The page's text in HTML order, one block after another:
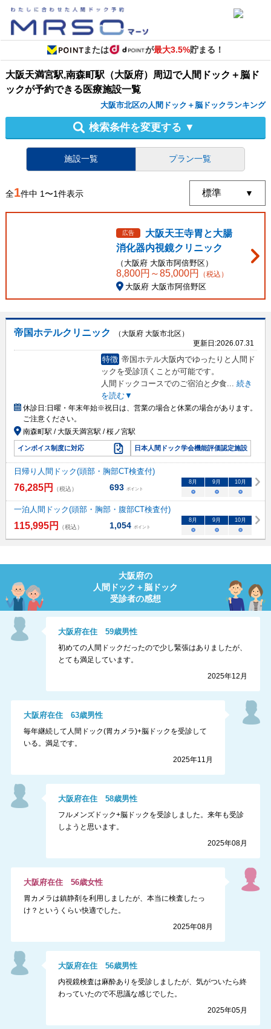
または が最大3.5%貯まる！
大阪天満宮駅,南森町駅（大阪府）周辺で人間ドック＋脳ド
ックが予約できる医療施設一覧
大阪市北区の人間ドック＋脳ドックランキング
検索条件を変更する ▼
施設一覧 プラン一覧
全1件中 1〜1件表示
広告
大阪天王寺胃と大腸
消化器内視鏡クリニック
（ 大阪府 大阪市阿倍野区）
8,800円～85,000円 （税込）
大阪府 大阪市阿倍野区
帝国ホテルクリニック
（大阪府 大阪市北区）
更新日:2026.07.31
特徴 帝国ホテル大阪内でゆったりと人間ド
ックを受診頂くことが可能です。
人間ドックコースでのご宿泊と夕食... 続き
を読む▼
休診日:日曜・年末年始※祝日は、営業の場合と休業の場合があります。
ご注意ください。
南森町駅 / 大阪天満宮駅 / 桜ノ宮駅
インボイス制度に対応 日本人間ドック学会機能評価認定施設
日帰り人間ドック(頭部・胸部CT検査付)
76,285円 （税込） 693 ポイント
8月 9月 10月
○ ○ ○
一泊人間ドック(頭部・胸部・腹部CT検査付)
115,995円 （税込） 1,054 ポイント
8月 9月 10月
○ ○ ○
大阪府の
人間ドック＋脳ドック
受診者の感想
大阪府在住59歳男性
初めての人間ドックだったので少し緊張はありましたが、
とても満足しています。
2025年12月
大阪府在住 63歳男性
毎年継続して人間ドック(胃カメラ)+脳ドックを受診して
いる。満足です。
2025年11月
大阪府在住58歳男性
フルメンズドック+脳ドックを受診しました。来年も受診
しようと思います。
2025年08月
大阪府在住 56歳女性
胃カメラは鎮静剤を利用しましたが、本当に検査したっ
け？というくらい快適でした。
2025年08月
大阪府在住56歳男性
内視鏡検査は麻酔ありを受診しましたが、気がついたら終
わっていたので不思議な感じでした。
2025年05月